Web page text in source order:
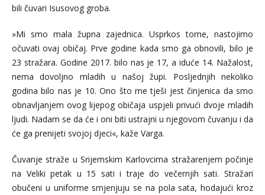
bili čuvari Isusovog groba.
»Mi smo mala župna zajednica. Usprkos tome, nastojimo
očuvati ovaj običaj. Prve godine kada smo ga obnovili, bilo je
23 stražara. Godine 2017. bilo nas je 17, a iduće 14. Nažalost,
nema dovoljno mladih u našoj župi. Posljednjih nekoliko
godina bilo nas je 10. Ono što me tješi jest činjenica da smo
obnavljanjem ovog lijepog običaja uspjeli privući dvoje mladih
ljudi. Nadam se da će i oni biti ustrajni u njegovom čuvanju i da
će ga prenijeti svojoj djeci«, kaže Varga.
Čuvanje straže u Srijemskim Karlovcima stražarenjem počinje
na Veliki petak u 15 sati i traje do večernjih sati. Stražari
obučeni u uniforme smjenjuju se na pola sata, hodajući kroz